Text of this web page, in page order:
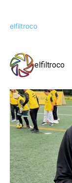
elfiltroco
elfiltroco